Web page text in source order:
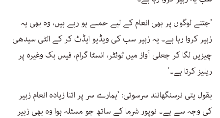
’جتنے لوگوں پر بھی انعام کے لیے حملے ہو رہے ہیں، وہ بھی یہ
زبیر کروا رہا ہے۔ یہ زبیر سب کی ویڈیو ایڈٹ کر کے الٹی سیدھی
چیزیں لگا کر جعلی آواز میں ٹوئٹر، انسٹا گرام، فیس بک وغیرہ پر
ریلیز کرتا ہے۔‘
بقول یتی نرسنگھانند سرسوتی: ’ہمارے سر پر اتنا زیادہ انعام زبیر
کی وجہ سے ہے۔ نوپور شرما کے ساتھ جو مسئلہ ہوا وہ بھی زبیر